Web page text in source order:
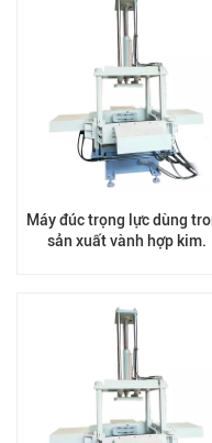
Máy đúc trọng lực dùng
sản xuất vành hợp kim.